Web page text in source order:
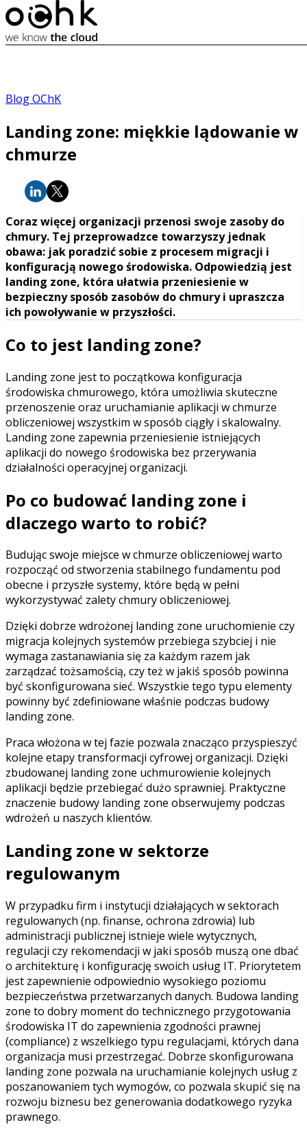
Blog OChK
Landing zone: miękkie lądowanie w
chmurze
Coraz więcej organizacji przenosi swoje zasoby do
chmury. Tej przeprowadzce towarzyszy jednak
obawa: jak poradzić sobie z procesem migracji i
konfiguracją nowego środowiska. Odpowiedzią jest
landing zone, która ułatwia przeniesienie w
bezpieczny sposób zasobów do chmury i upraszcza
ich powoływanie w przyszłości.
Co to jest landing zone?
Landing zone jest to początkowa konfiguracja
środowiska chmurowego, która umożliwia skuteczne
przenoszenie oraz uruchamianie aplikacji w chmurze
obliczeniowej wszystkim w sposób ciągły i skalowalny.
Landing zone zapewnia przeniesienie istniejących
aplikacji do nowego środowiska bez przerywania
działalności operacyjnej organizacji.
Po co budować landing zone i
dlaczego warto to robić?
Budując swoje miejsce w chmurze obliczeniowej warto
rozpocząć od stworzenia stabilnego fundamentu pod
obecne i przyszłe systemy, które będą w pełni
wykorzystywać zalety chmury obliczeniowej.
Dzięki dobrze wdrożonej landing zone uruchomienie czy
migracja kolejnych systemów przebiega szybciej i nie
wymaga zastanawiania się za każdym razem jak
zarządzać tożsamością, czy też w jakiś sposób powinna
być skonfigurowana sieć. Wszystkie tego typu elementy
powinny być zdefiniowane właśnie podczas budowy
landing zone.
Praca włożona w tej fazie pozwala znacząco przyspieszyć
kolejne etapy transformacji cyfrowej organizacji. Dzięki
zbudowanej landing zone uchmurowienie kolejnych
aplikacji będzie przebiegać dużo sprawniej. Praktyczne
znaczenie budowy landing zone obserwujemy podczas
wdrożeń u naszych klientów.
Landing zone w sektorze
regulowanym
W przypadku firm i instytucji działających w sektorach
regulowanych (np. finanse, ochrona zdrowia) lub
administracji publicznej istnieje wiele wytycznych,
regulacji czy rekomendacji w jaki sposób muszą one dbać
o architekturę i konfigurację swoich usług IT. Priorytetem
jest zapewnienie odpowiednio wysokiego poziomu
bezpieczeństwa przetwarzanych danych. Budowa landing
zone to dobry moment do technicznego przygotowania
środowiska IT do zapewnienia zgodności prawnej
(compliance) z wszelkiego typu regulacjami, których dana
organizacja musi przestrzegać. Dobrze skonfigurowana
landing zone pozwala na uruchamianie kolejnych usług z
poszanowaniem tych wymogów, co pozwala skupić się na
rozwoju biznesu bez generowania dodatkowego ryzyka
prawnego.